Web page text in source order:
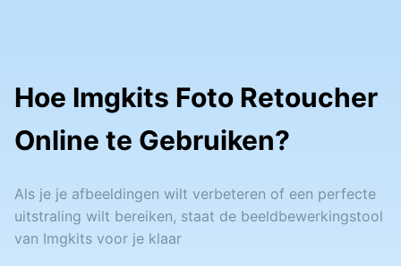
Hoe Imgkits Foto Retoucher
Online te Gebruiken?
Als je je afbeeldingen wilt verbeteren of een perfecte
uitstraling wilt bereiken, staat de beeldbewerkingstool
van Imgkits voor je klaar